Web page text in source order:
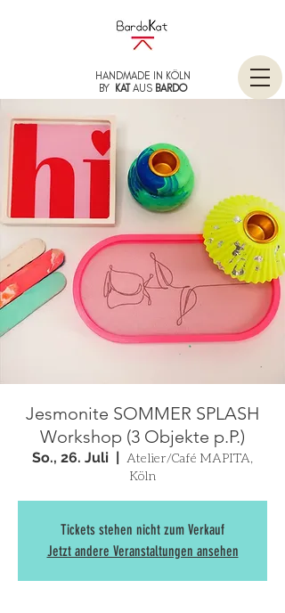
HANDMADE IN KÖLN
BY KATAUS BARDO
Jesmonite SOMMER SPLASH
Workshop (3 Objekte p.P.)
So., 26. Juli
  |
Atelier/Café MAPITA,
Köln
Tickets stehen nicht zum Verkauf
Jetzt andere Veranstaltungen ansehen